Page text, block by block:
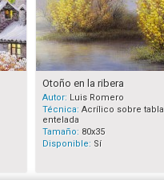
Otoño en la ribera
Autor: Luis Romero
Técnica: Acrílico sobre tabla
entelada
Tamaño: 80x35
Disponible: Sí